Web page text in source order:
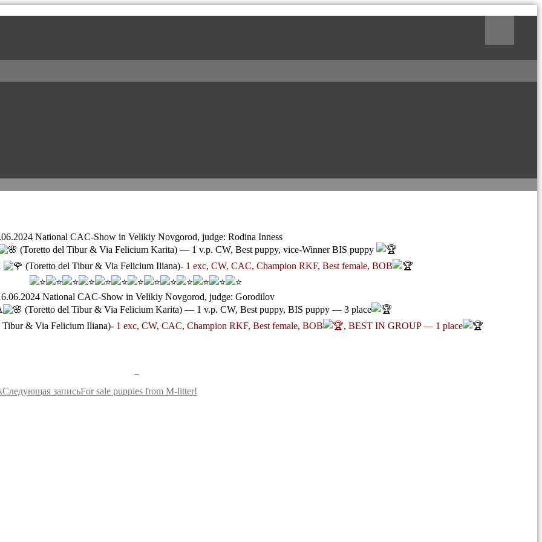
питомник доберманов
National CAC-Show in Velikiy Novgorod, judge: Rodina Inness
(Toretto del Tibur & Via Felicium Karita) — 1 v.p. CW, Best puppy, vice-Winner BIS puppy
(Toretto del Tibur & Via Felicium Iliana)- 1 exc, CW, CAC, Champion RKF, Best female, BOB
National CAC-Show in Velikiy Novgorod, judge: Gorodilov
(Toretto del Tibur & Via Felicium Karita) — 1 v.p. CW, Best puppy, BIS puppy — 3 place
Tibur & Via Felicium Iliana)- 1 exc, CW, CAC, Champion RKF, Best female, BOB , BEST IN GROUP — 1 place
Следующая записьFor sale puppies from M-litter!